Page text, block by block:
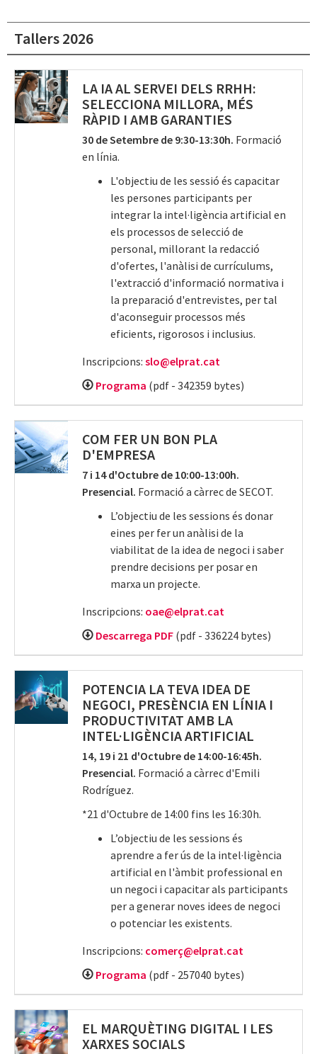
Tallers 2026
LA IA AL SERVEI DELS RRHH:
SELECCIONA MILLORA, MÉS
RÀPID I AMB GARANTIES
30 de Setembre de 9:30-13:30h. Formació
en línia.
L'objectiu de les sessió és capacitar
les persones participants per
integrar la intel·ligència artificial en
els processos de selecció de
personal, millorant la redacció
d'ofertes, l'anàlisi de currículums,
l'extracció d'informació normativa i
la preparació d'entrevistes, per tal
d'aconseguir processos més
eficients, rigorosos i inclusius.
Inscripcions: slo@elprat.cat
Programa (pdf - 342359 bytes)
COM FER UN BON PLA
D'EMPRESA
7 i 14 d'Octubre de 10:00-13:00h.
Presencial. Formació a càrrec de SECOT.
L’objectiu de les sessions és donar
eines per fer un anàlisi de la
viabilitat de la idea de negoci i saber
prendre decisions per posar en
marxa un projecte.
Inscripcions: oae@elprat.cat
Descarrega PDF (pdf - 336224 bytes)
POTENCIA LA TEVA IDEA DE
NEGOCI, PRESÈNCIA EN LÍNIA I
PRODUCTIVITAT AMB LA
INTEL·LIGÈNCIA ARTIFICIAL
14, 19 i 21 d'Octubre de 14:00-16:45h.
Presencial. Formació a càrrec d'Emili
Rodríguez.
*21 d'Octubre de 14:00 fins les 16:30h.
L’objectiu de les sessions és
aprendre a fer ús de la intel·ligència
artificial en l'àmbit professional en
un negoci i capacitar als participants
per a generar noves idees de negoci
o potenciar les existents.
Inscripcions: comerç@elprat.cat
Programa (pdf - 257040 bytes)
EL MARQUÈTING DIGITAL I LES
XARXES SOCIALS